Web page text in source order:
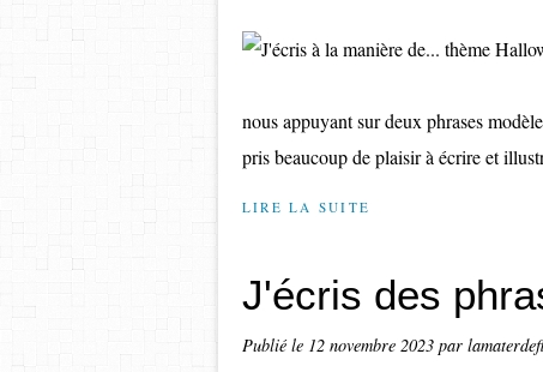
nous appuyant sur deux phrases
pris beaucoup de plaisir à écrire et
LIRE LA SUITE
J'écris des
Publié le 12 novembre 2023 par